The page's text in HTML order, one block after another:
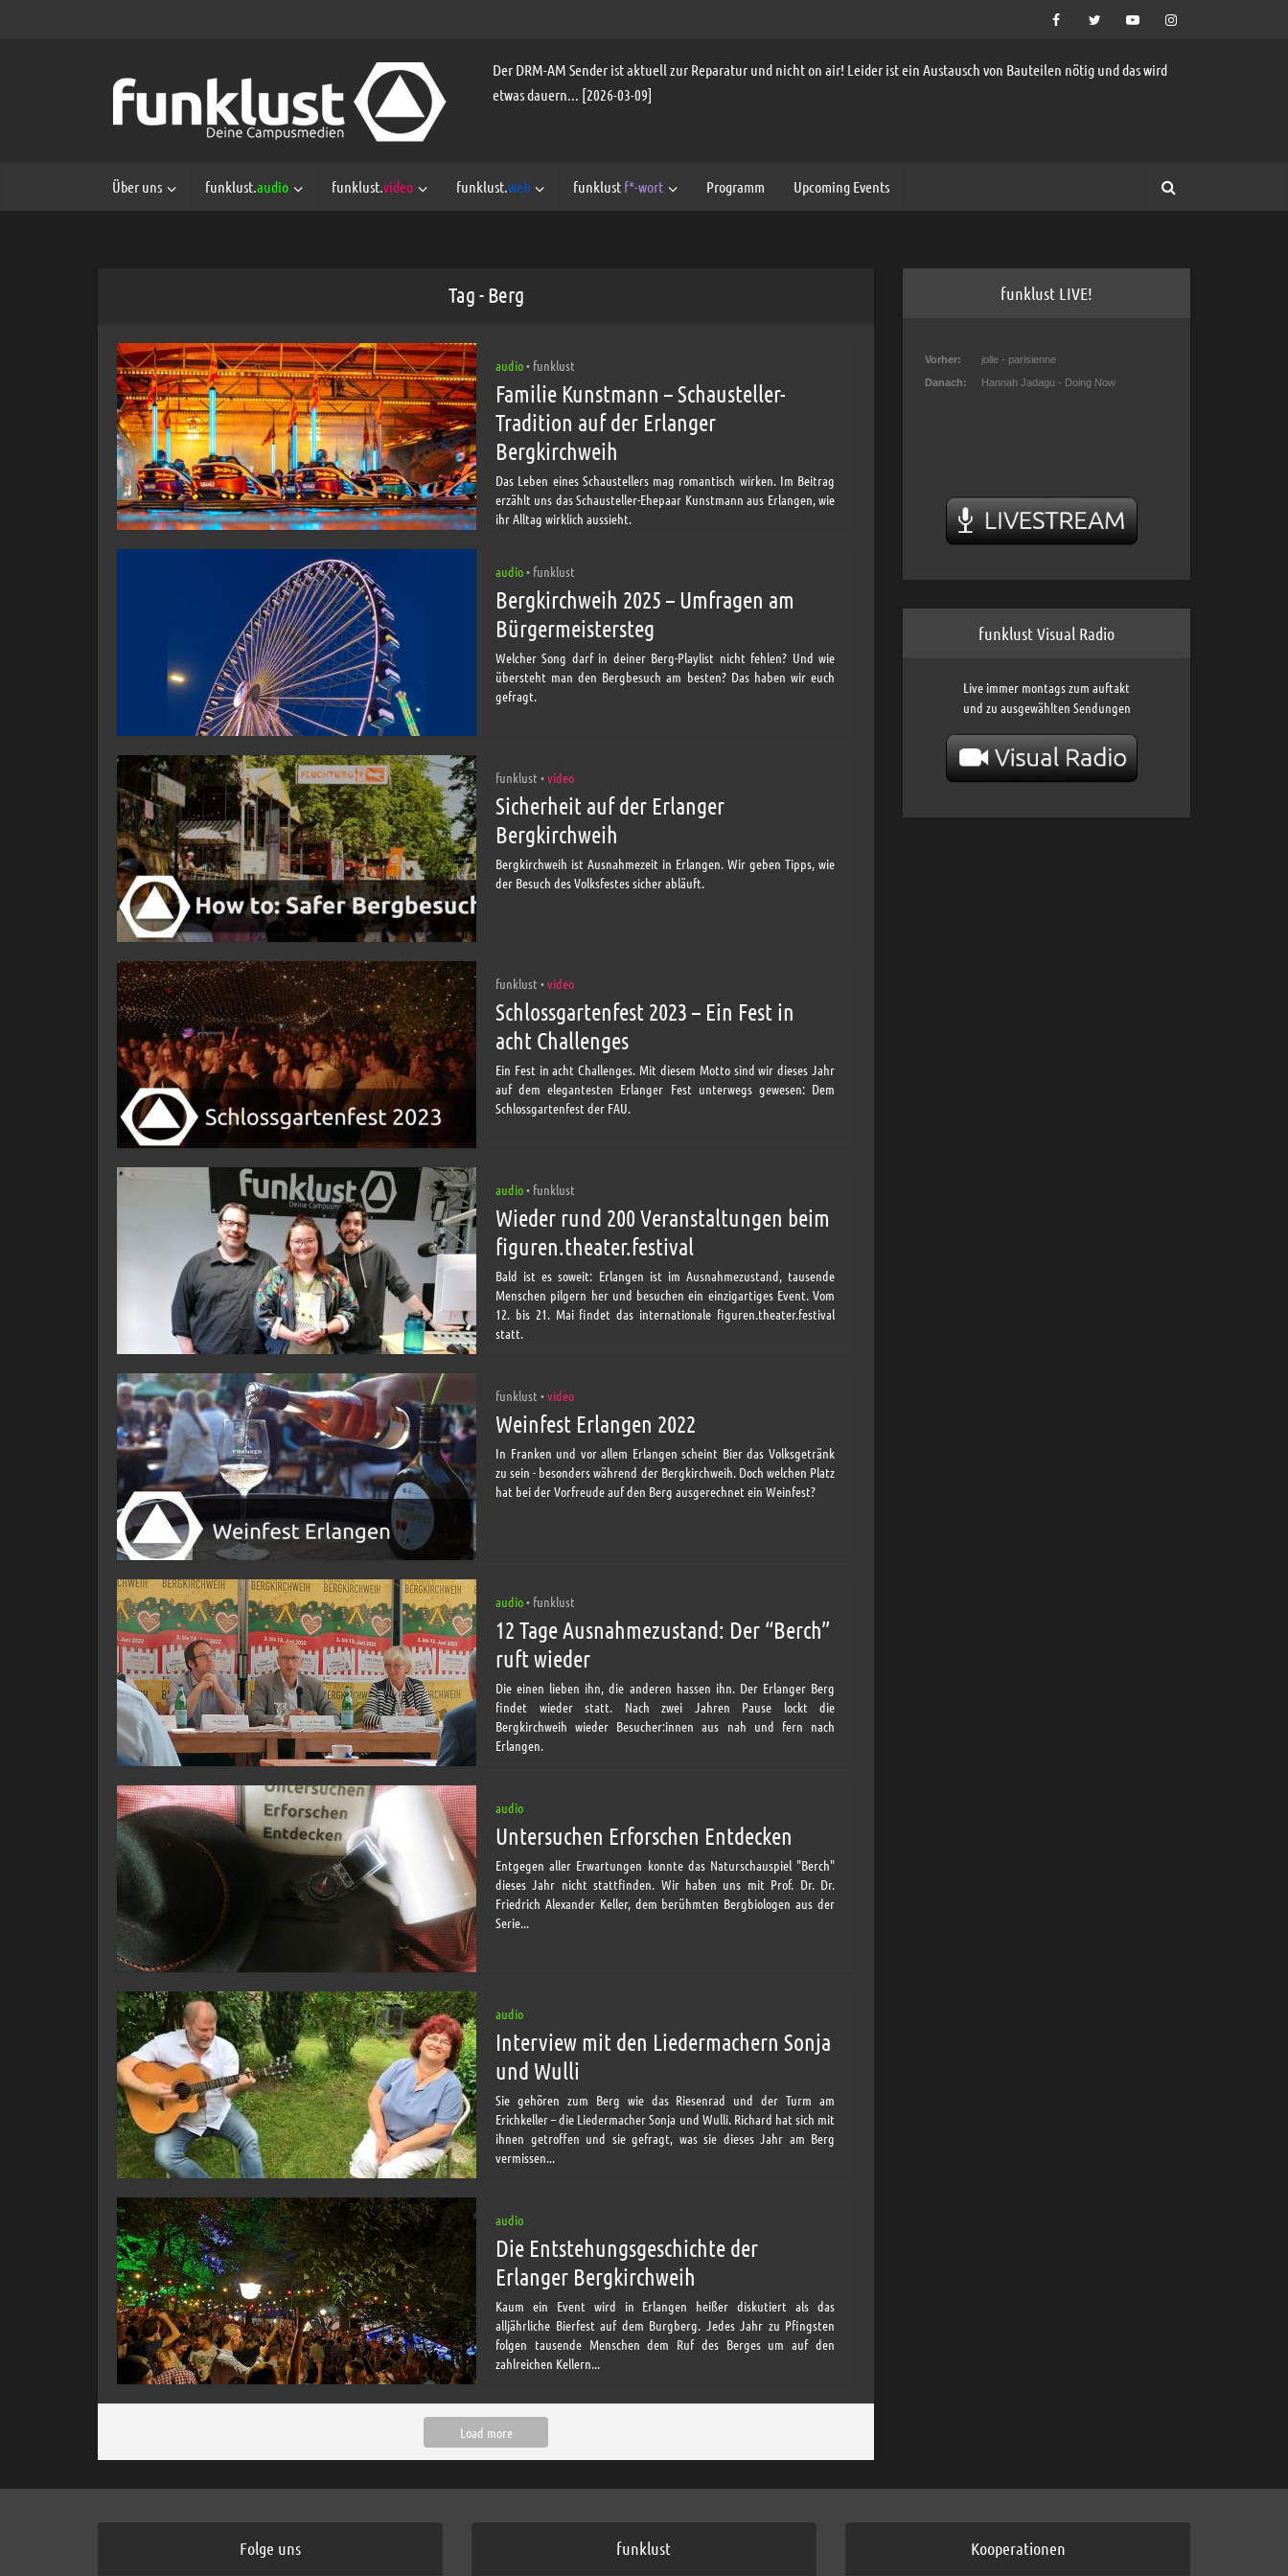
Der DRM-AM Sender ist aktuell zur Reparatur und nicht on air! Leider ist ein Austausch von Bauteilen nötig und das wird
etwas dauern... [2026-03-09]
Über uns funklust.audio funklust.video funklust.web funklust f*-wort Programm Upcoming Events
Tag - Berg
audio• funklust
Familie Kunstmann – Schausteller-
Tradition auf der Erlanger
Bergkirchweih
Das Leben eines Schaustellers mag romantisch wirken. Im Beitrag
erzählt uns das Schausteller-Ehepaar Kunstmann aus Erlangen, wie
ihr Alltag wirklich aussieht.
audio• funklust
Bergkirchweih 2025 – Umfragen am
Bürgermeistersteg
Welcher Song darf in deiner Berg-Playlist nicht fehlen? Und wie
übersteht man den Bergbesuch am besten? Das haben wir euch
gefragt.
funklust •video
Sicherheit auf der Erlanger
Bergkirchweih
Bergkirchweih ist Ausnahmezeit in Erlangen. Wir geben Tipps, wie
der Besuch des Volksfestes sicher abläuft.
funklust •video
Schlossgartenfest 2023 – Ein Fest in
acht Challenges
Ein Fest in acht Challenges. Mit diesem Motto sind wir dieses Jahr
auf dem elegantesten Erlanger Fest unterwegs gewesen: Dem
Schlossgartenfest der FAU.
audio• funklust
Wieder rund 200 Veranstaltungen beim
figuren.theater.festival
Bald ist es soweit: Erlangen ist im Ausnahmezustand, tausende
Menschen pilgern her und besuchen ein einzigartiges Event. Vom
12. bis 21. Mai findet das internationale figuren.theater.festival
statt.
funklust •video
Weinfest Erlangen 2022
In Franken und vor allem Erlangen scheint Bier das Volksgetränk
zu sein - besonders während der Bergkirchweih. Doch welchen Platz
hat bei der Vorfreude auf den Berg ausgerechnet ein Weinfest?
audio• funklust
12 Tage Ausnahmezustand: Der “Berch”
ruft wieder
Die einen lieben ihn, die anderen hassen ihn. Der Erlanger Berg
findet wieder statt. Nach zwei Jahren Pause lockt die
Bergkirchweih wieder Besucher:innen aus nah und fern nach
Erlangen.
audio
Untersuchen Erforschen Entdecken
Entgegen aller Erwartungen konnte das Naturschauspiel "Berch"
dieses Jahr nicht stattfinden. Wir haben uns mit Prof. Dr. Dr.
Friedrich Alexander Keller, dem berühmten Bergbiologen aus der
Serie...
audio
Interview mit den Liedermachern Sonja
und Wulli
Sie gehören zum Berg wie das Riesenrad und der Turm am
Erichkeller – die Liedermacher Sonja und Wulli. Richard hat sich mit
ihnen getroffen und sie gefragt, was sie dieses Jahr am Berg
vermissen...
audio
Die Entstehungsgeschichte der
Erlanger Bergkirchweih
Kaum ein Event wird in Erlangen heißer diskutiert als das
alljährliche Bierfest auf dem Burgberg. Jedes Jahr zu Pfingsten
folgen tausende Menschen dem Ruf des Berges um auf den
zahlreichen Kellern...
Load more
funklust LIVE!
funklust Visual Radio
Live immer montags zum auftakt
und zu ausgewählten Sendungen
Folge uns funklust Kooperationen